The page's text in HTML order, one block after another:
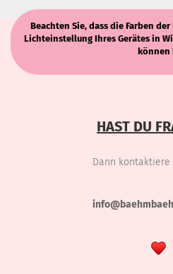
Beachten Sie, dass die Farben
Lichteinstellung Ihres Gerätes in
können
HAST DU
Dann kontaktiere